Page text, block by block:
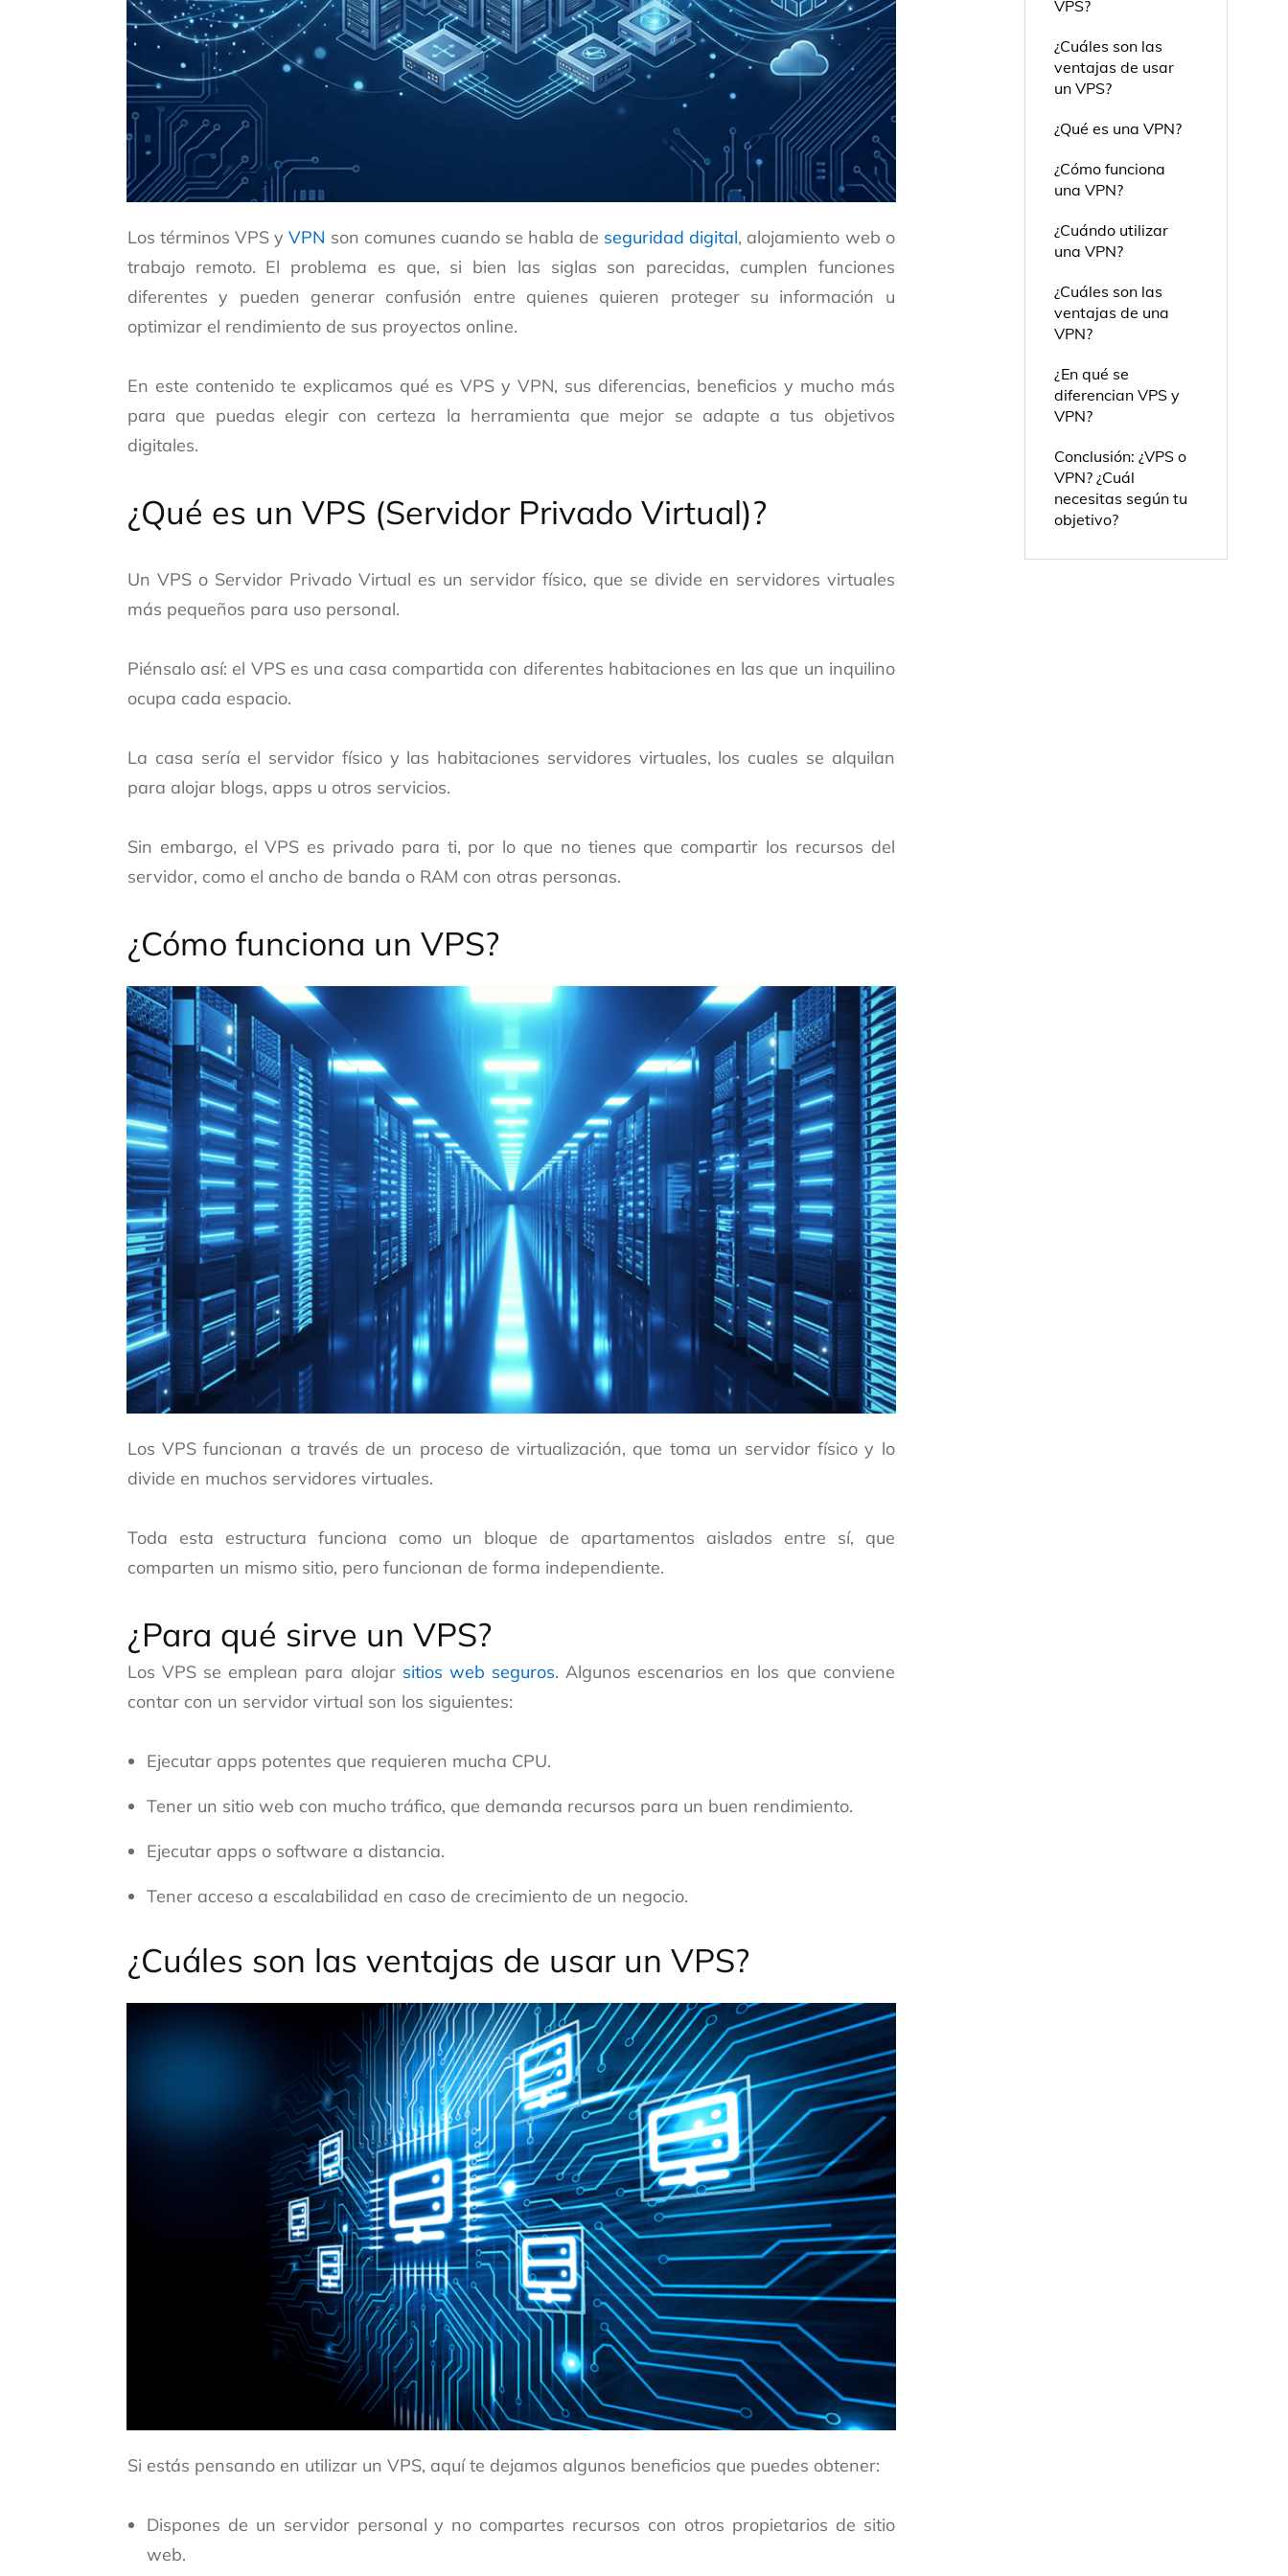
Los términos VPS yVPN son comunes cuando se habla de seguridad digital, alojamiento web o
trabajo remoto. El problema es que, si bien las siglas son parecidas, cumplen funciones
diferentes y pueden generar confusión entre quienes quieren proteger su información u
optimizar el rendimiento de sus proyectos online.
En este contenido te explicamos qué es VPS y VPN, sus diferencias, beneficios y mucho más
para que puedas elegir con certeza la herramienta que mejor se adapte a tus objetivos
digitales.
¿Qué es un VPS (Servidor Privado Virtual)?
Un VPS o Servidor Privado Virtual es un servidor físico, que se divide en servidores virtuales
más pequeños para uso personal.
Piénsalo así: el VPS es una casa compartida con diferentes habitaciones en las que un inquilino
ocupa cada espacio.
La casa sería el servidor físico y las habitaciones servidores virtuales, los cuales se alquilan
para alojar blogs, apps u otros servicios.
Sin embargo, el VPS es privado para ti, por lo que no tienes que compartir los recursos del
servidor, como el ancho de banda o RAM con otras personas.
¿Cómo funciona un VPS?
Los VPS funcionan a través de un proceso de virtualización, que toma un servidor físico y lo
divide en muchos servidores virtuales.
Toda esta estructura funciona como un bloque de apartamentos aislados entre sí, que
comparten un mismo sitio, pero funcionan de forma independiente.
¿Para qué sirve un VPS?
Los VPS se emplean para alojar sitios web seguros. Algunos escenarios en los que conviene
contar con un servidor virtual son los siguientes:
Ejecutar apps potentes que requieren mucha CPU.
Tener un sitio web con mucho tráfico, que demanda recursos para un buen rendimiento.
Ejecutar apps o software a distancia.
Tener acceso a escalabilidad en caso de crecimiento de un negocio.
¿Cuáles son las ventajas de usar un VPS?
Si estás pensando en utilizar un VPS, aquí te dejamos algunos beneficios que puedes obtener:
Dispones de un servidor personal y no compartes recursos con otros propietarios de sitio
web.
VPS?
¿Cuáles son las
ventajas de usar
un VPS?
¿Qué es una VPN?
¿Cómo funciona
una VPN?
¿Cuándo utilizar
una VPN?
¿Cuáles son las
ventajas de una
VPN?
¿En qué se
diferencian VPS y
VPN?
Conclusión: ¿VPS o
VPN? ¿Cuál
necesitas según tu
objetivo?